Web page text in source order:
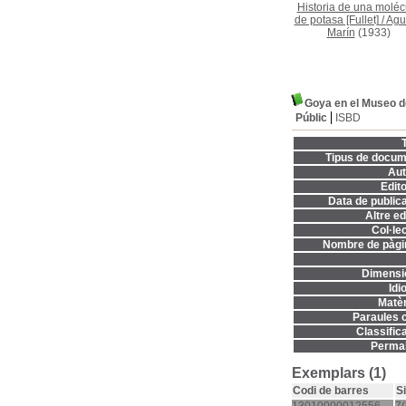
Historia de una
de potasa [Fullet] /
Marín (1933)
Goya en el Museo
Públic
ISBD
Tipus de
Data de
Altre
Nombre de
Paraules
Exemplars (1)
Codi de barres